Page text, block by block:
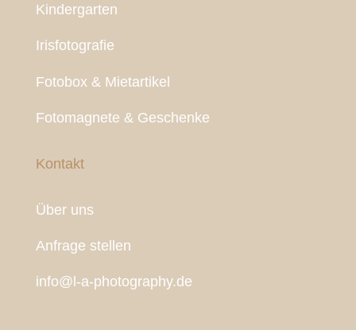
Kindergarten
Irisfotografie
Fotobox & Mietartikel
Fotomagnete & Geschenke
Kontakt
Über uns
Anfrage stellen
info@l-a-photography.de